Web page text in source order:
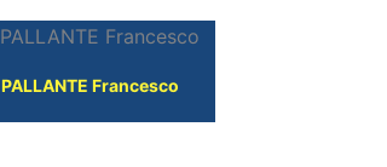
PALLANTE Francesco